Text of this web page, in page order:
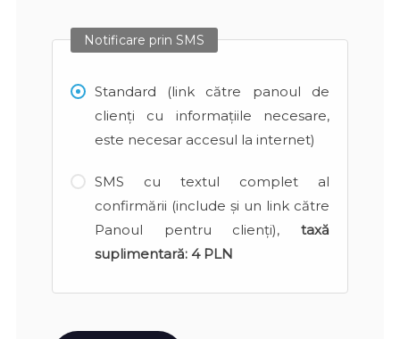
Notificare prin SMS
Standard (link către panoul de
clienți cu informațiile necesare,
este necesar accesul la internet)
SMS cu textul complet al
confirmării (include și un link către
Panoul pentru clienți), taxă
suplimentară: 4 PLN